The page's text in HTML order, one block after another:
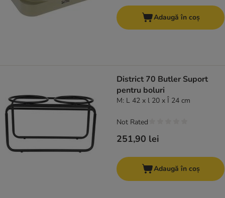
Adaugă în coș
District 70 Butler Suport
pentru boluri
M: L 42 x l 20 x Î 24 cm
251,90 lei
Not Rated
Adaugă în coș